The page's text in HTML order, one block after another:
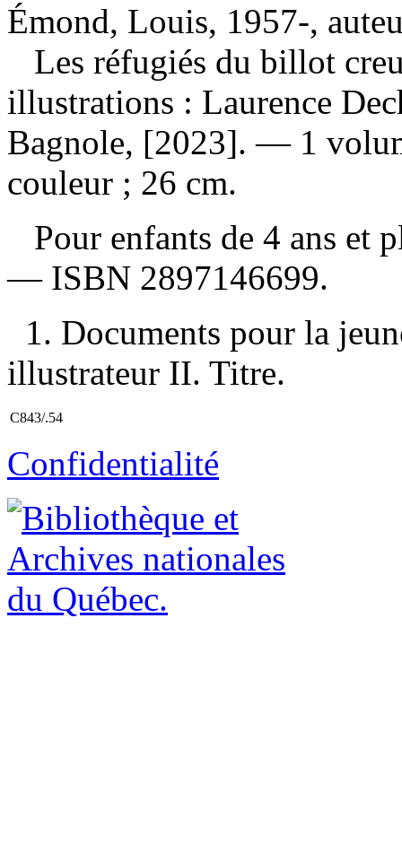
Émond, Louis, 1957-,
Les réfugiés du billot
illustrations : Laurence
Bagnole, [2023]. — 1
couleur ; 26 cm.
Pour enfants de 4 ans et
— ISBN 2897146699.
1. Documents pour la
illustrateur II. Titre.
C843/.54
Confidentialité